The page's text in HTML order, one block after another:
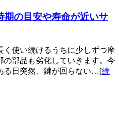
期の目安や寿命が近いサ
く使い続けるうちに少しずつ摩
部品も劣化していきます。今
る日突然、鍵が回らない…[続